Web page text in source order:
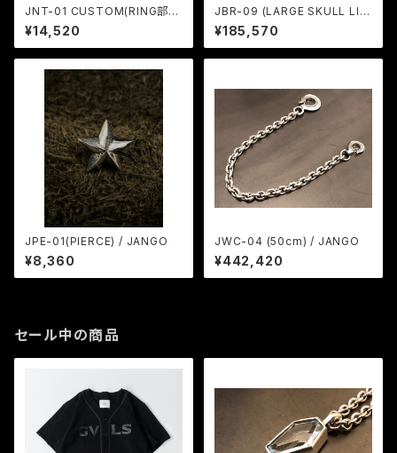
JNT-01 CUSTOM(RING部の
み・両面刻印) / JANGO
¥14,520
JBR-09 (LARGE SKULL LIN
K BRACELET) / JANGO
¥185,570
JPE-01(PIERCE) / JANGO
¥8,360
JWC-04 (50cm) / JANGO
¥442,420
セール中の商品